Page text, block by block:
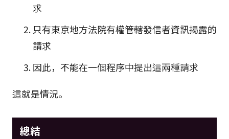
求
只有東京地方法院有權管轄發信者資訊揭露的
請求
因此，不能在一個程序中提出這兩種請求
這就是情況。
總結